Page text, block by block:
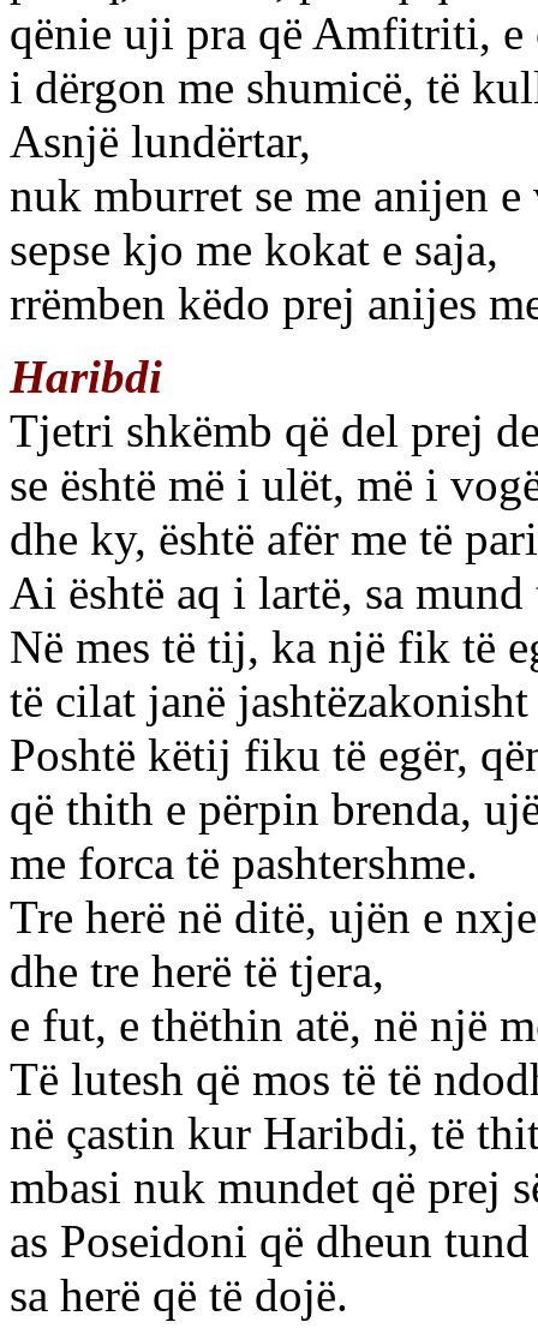
qënie uji pra që Amfitriti, e
i dërgon me shumicë, të
Asnjë lundërtar,
nuk mburret se me anijen
sepse kjo me kokat e saja,
rrëmben këdo prej anijes
Haribdi
Tjetri shkëmb që del prej
se është më i ulët, më i
dhe ky, është afër me të
Ai është aq i lartë, sa
Në mes të tij, ka një fik të
të cilat janë
Poshtë këtij fiku të egër,
që thith e përpin brenda,
me forca të pashtershme.
Tre herë në ditë, ujën e
dhe tre herë të tjera,
e fut, e thëthin atë, në një
Të lutesh që mos të të
në çastin kur Haribdi, të
mbasi nuk mundet që prej
as Poseidoni që dheun
sa herë që të dojë.